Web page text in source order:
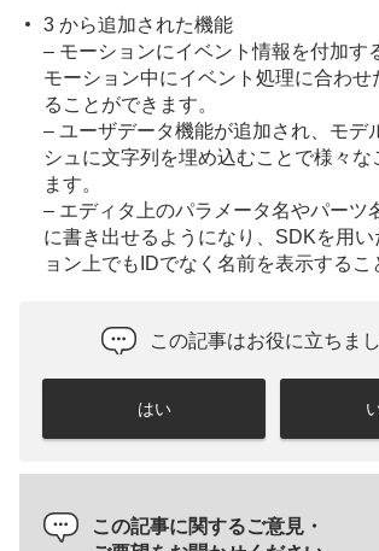
3 から追加された機能
– モーションにイベント情報を付加す
モーション中にイベント処理に合わせ
ることができます。
– ユーザデータ機能が追加され、モデ
シュに文字列を埋め込むことで様々な
ます。
– エディタ上のパラメータ名やパーツ
に書き出せるようになり、SDKを用
ョン上でもIDでなく名前を表示するこ
この記事はお役に立ちま
はい
この記事に関するご意見・